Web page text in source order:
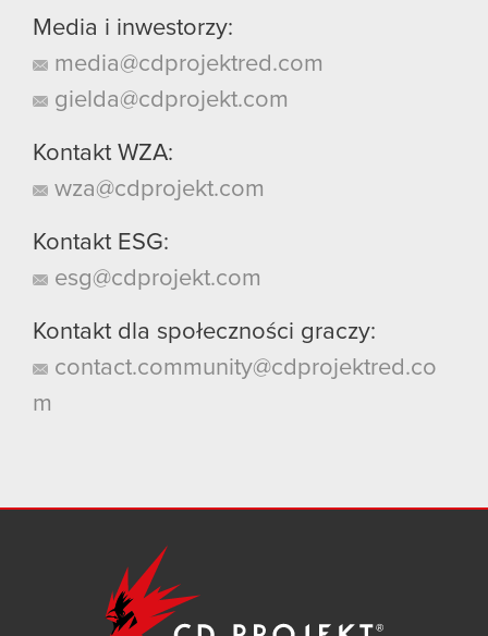
Media i inwestorzy:
media@cdprojektred.com
gielda@cdprojekt.com
Kontakt WZA:
wza@cdprojekt.com
Kontakt ESG:
esg@cdprojekt.com
Kontakt dla społeczności graczy:
contact.community@cdprojektred.co
m